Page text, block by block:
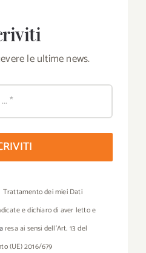
le ultime news.
Trattamento dei miei Dati
e dichiaro di aver letto e
resa ai sensi dell’Art. 13 del
(UE) 2016/679